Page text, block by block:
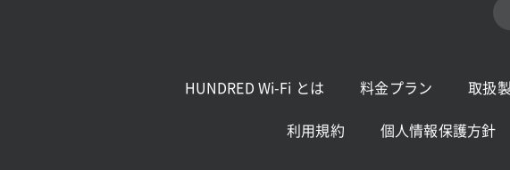
HUNDRED Wi-Fi とは 料金プラン 取扱
利用規約
個人情報保護方針